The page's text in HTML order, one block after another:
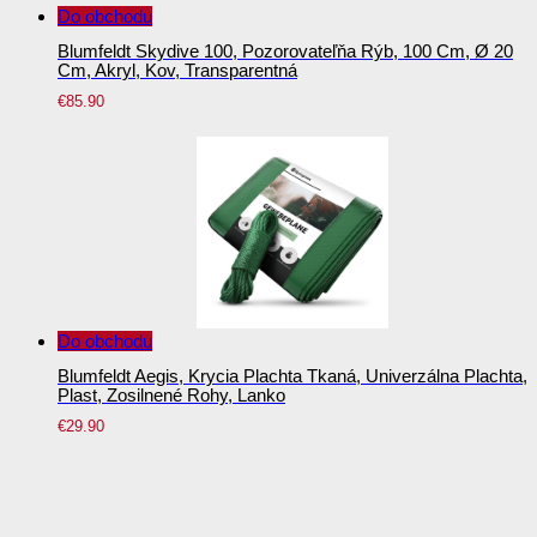
Do obchodu
Blumfeldt Skydive 100, Pozorovateľňa Rýb, 100 Cm, Ø 20
Cm, Akryl, Kov, Transparentná
€85.90
Do obchodu
Blumfeldt Aegis, Krycia Plachta Tkaná, Univerzálna Plachta,
Plast, Zosilnené Rohy, Lanko
€29.90